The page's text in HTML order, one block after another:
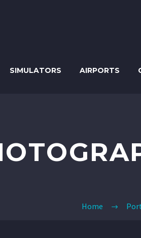
SIMULATORS AIRPORTS
Home